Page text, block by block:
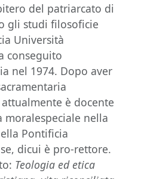
del patriarcato di
gli studi filosoficie
Università
conseguito
nel 1974. Dopo aver
è docente
nella
Pontificia
dicui è pro-rettore.
Teologia ed etica